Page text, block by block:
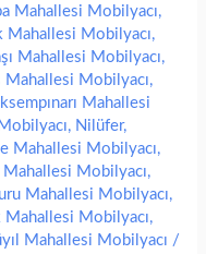
Mahallesi Mobilyacı,
Mahallesi Mobilyacı,
Mahallesi Mobilyacı,
Mahallesi Mobilyacı,
Mahallesi
, Nilüfer,
Mahallesi Mobilyacı,
Mobilyacı,
Mahallesi Mobilyacı,
Mahallesi Mobilyacı,
Mahallesi Mobilyacı /